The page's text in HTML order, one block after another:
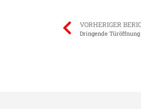
VORHERIGER
Dringende Türöffnung